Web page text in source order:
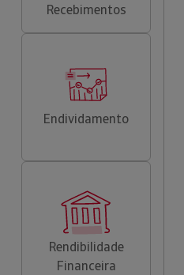
Recebimentos
Endividamento
Rendibilidade
Financeira